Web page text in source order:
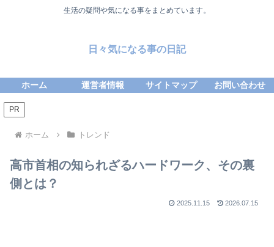
生活の疑問や気になる事をまとめています。
日々気になる事の日記
ホーム 運営者情報 サイトマップ お問い合わせ
PR
ホーム トレンド
高市首相の知られざるハードワーク、その裏
側とは？
2025.11.15 2026.07.15